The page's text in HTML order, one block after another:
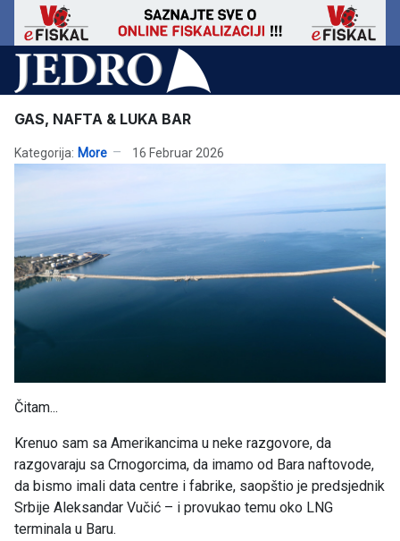
GAS, NAFTA & LUKA BAR
Kategorija: More 16 Februar 2026
Čitam...
Krenuo sam sa Amerikancima u neke razgovore, da
razgovaraju sa Crnogorcima, da imamo od Bara naftovode,
da bismo imali data centre i fabrike, saopštio je predsjednik
Srbije Aleksandar Vučić – i provukao temu oko LNG
terminala u Baru.